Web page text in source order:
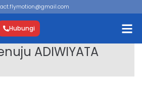
Hubungi
ADIWIYATA